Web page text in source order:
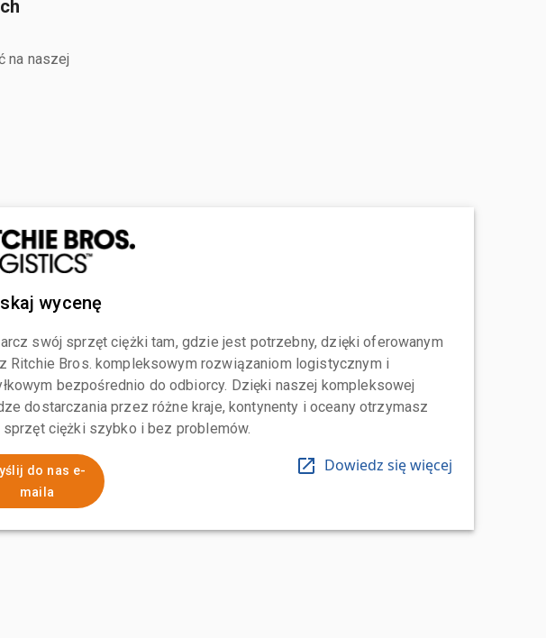
na naszej
wycenę
swój sprzęt ciężki tam, gdzie jest potrzebny, dzięki oferowanym
Ritchie Bros. kompleksowym rozwiązaniom logistycznym i
bezpośrednio do odbiorcy. Dzięki naszej kompleksowej
dostarczania przez różne kraje, kontynenty i oceany otrzymasz
sprzęt ciężki szybko i bez problemów.
do nas e-
maila
Dowiedz się więcej